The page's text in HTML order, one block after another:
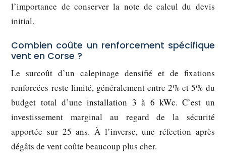
l’importance de conserver la note de calcul du devis
initial.
Combien coûte un renforcement spécifique
vent en Corse ?
Le surcoût d’un calepinage densifié et de fixations
renforcées reste limité, généralement entre 2% et 5% du
budget total d’uneinstallation 3 à 6 kWc. C’est un
investissement marginal au regard de la sécurité
apportée sur 25 ans. À l’inverse, une réfection après
dégâts de vent coûte beaucoup plus cher.